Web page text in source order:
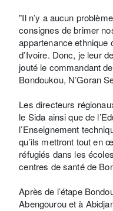
"Il n’y a aucun
consignes de brimer
appartenance ethnique
d’Ivoire. Donc, je leur
jouté le commandant
Bondoukou, N’Goran
Les directeurs
le Sida ainsi que de
l’Enseignement
qu’ils mettront tout en
réfugiés dans les
centres de santé de
Après de l’étape
Abengourou et à